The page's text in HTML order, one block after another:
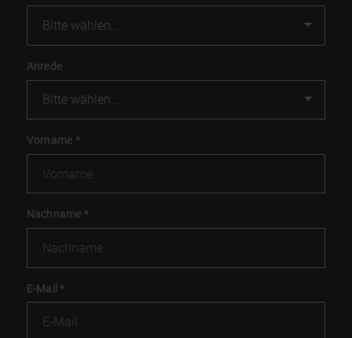
Anrede
Vorname *
Nachname *
E-Mail*